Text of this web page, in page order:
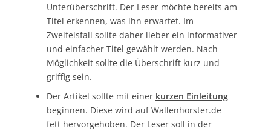
Unterüberschrift. Der Leser möchte bereits am
Titel erkennen, was ihn erwartet. Im
Zweifelsfall sollte daher lieber ein informativer
und einfacher Titel gewählt werden. Nach
Möglichkeit sollte die Überschrift kurz und
griffig sein.
Der Artikel sollte mit einer kurzen Einleitung
beginnen. Diese wird auf Wallenhorster.de
fett hervorgehoben. Der Leser soll in der